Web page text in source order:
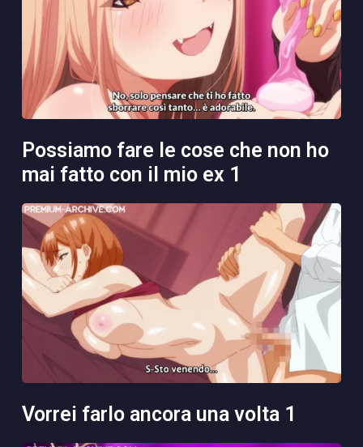
possiamo fare le cose che non ho
mai fatto con il mio ex 1
vorrei farlo ancora una volta 1